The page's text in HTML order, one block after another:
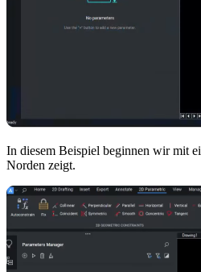
In diesem Beispiel beginnen wir mit
Norden zeigt.